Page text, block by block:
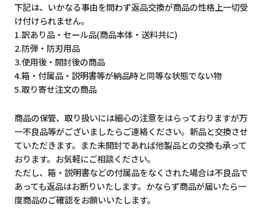
下記は、いかなる事由を問わず返品交換が商品の性格上一切受
け付けられません。
1.訳あり品・セール品(商品本体・送料共に)
2.防弾・防刃用品
3.使用後・開封後の商品
4.箱・付属品・説明書等が納品時と同等な状態でない物
5.取り寄せ注文の商品
商品の保管、取り扱いには細心の注意をはらっておりますが万
一不良品等がございましたらご連絡ください。新品と交換させ
ていただきます。また未開封であれば他製品との交換も承って
おります。お気軽にご相談ください。
ただし、箱・説明書などの付属品をなくされた場合は不良品で
あっても返品はお断りいたします。かならず商品が届いたら一
度商品のご確認をお願いいたします。